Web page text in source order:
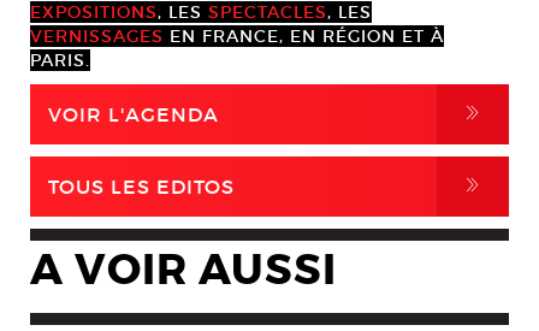
EXPOSITIONS, LES SPECTACLES, LES
VERNISSAGES EN FRANCE, EN RÉGION ET À
PARIS.
VOIR L'AGENDA ,
TOUS LES EDITOS ,
A VOIR AUSSI